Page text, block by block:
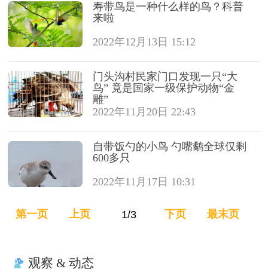
寿带鸟是一种什么样的鸟？科普
来啦
2022年12月13日 15:12
门头沟村民家门口发现一只“大
鸟” 竟是国家一级保护动物“金
雕”
2022年11月20日 22:43
自带饭勺的小鸟 勺嘴鹬全球仅剩
600多只
2022年11月17日 10:31
第一页 上页 下页 最末页
观察 & 动态